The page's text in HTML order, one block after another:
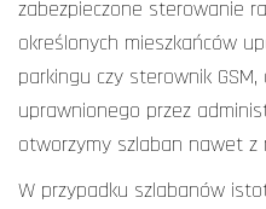
zabezpieczone sterowanie
określonych mieszkańców
parkingu czy sterownik
uprawnionego przez
otworzymy szlaban nawet z
W przypadku szlabanów